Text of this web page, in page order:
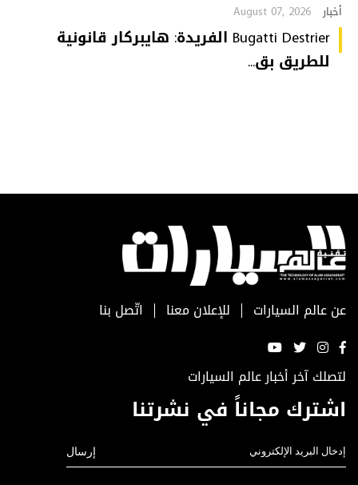
أخبار August 07, 2026
Bugatti Destrier الفريدة: هايبركار قانونية
للطريق بق...
عن عالم السيارات للإعلان معنا اتّصل بنا
لتصلك آخر أخبار عالم السيارات
اشترك مجاناً في نشرتنا